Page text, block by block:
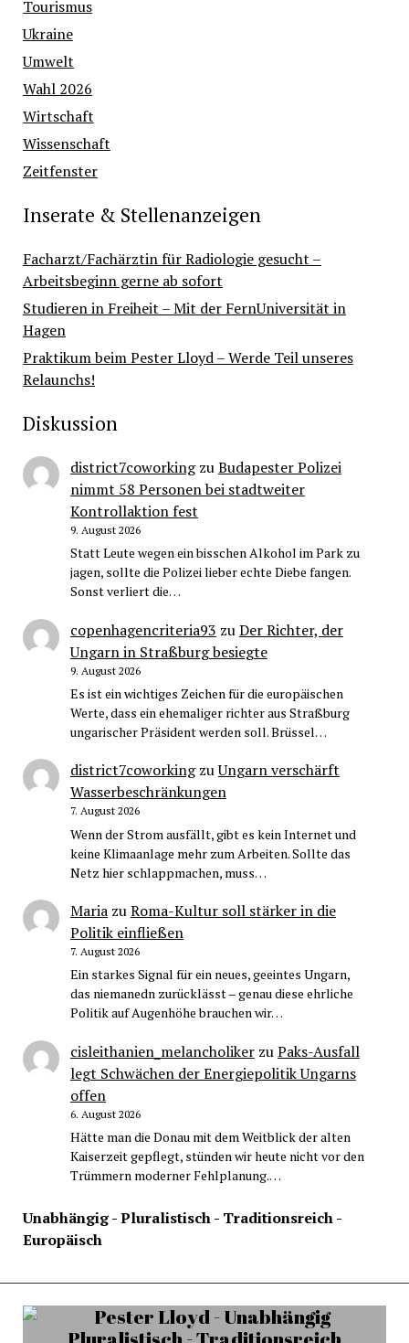
Tourismus
Ukraine
Umwelt
Wahl 2026
Wirtschaft
Wissenschaft
Zeitfenster
Inserate & Stellenanzeigen
Facharzt/Fachärztin für Radiologie gesucht –
Arbeitsbeginn gerne ab sofort
Studieren in Freiheit – Mit der FernUniversität in
Hagen
Praktikum beim Pester Lloyd – Werde Teil unseres
Relaunchs!
Diskussion
district7coworkingzuBudapester Polizei
nimmt 58 Personen bei stadtweiter
Kontrollaktion fest
9. August 2026
Statt Leute wegen ein bisschen Alkohol im Park zu
jagen, sollte die Polizei lieber echte Diebe fangen.
Sonst verliert die…
copenhagencriteria93 zuDer Richter, der
Ungarn in Straßburg besiegte
9. August 2026
Es ist ein wichtiges Zeichen für die europäischen
Werte, dass ein ehemaliger richter aus Straßburg
ungarischer Präsident werden soll. Brüssel…
district7coworkingzuUngarn verschärft
Wasserbeschränkungen
7. August 2026
Wenn der Strom ausfällt, gibt es kein Internet und
keine Klimaanlage mehr zum Arbeiten. Sollte das
Netz hier schlappmachen, muss…
MariazuRoma-Kultur soll stärker in die
Politik einfließen
7. August 2026
Ein starkes Signal für ein neues, geeintes Ungarn,
das niemanedn zurücklässt – genau diese ehrliche
Politik auf Augenhöhe brauchen wir…
cisleithanien_melancholikerzuPaks-Ausfall
legt Schwächen der Energiepolitik Ungarns
offen
6. August 2026
Hätte man die Donau mit dem Weitblick der alten
Kaiserzeit gepflegt, stünden wir heute nicht vor den
Trümmern moderner Fehlplanung.…
Unabhängig - Pluralistisch - Traditionsreich -
Europäisch